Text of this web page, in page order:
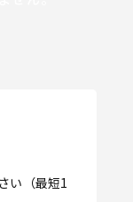
い（最短1